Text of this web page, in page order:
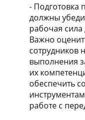
- Подготовка
должны
рабочая
Важно
сотрудников
выполнения
их
обеспечить
работе с